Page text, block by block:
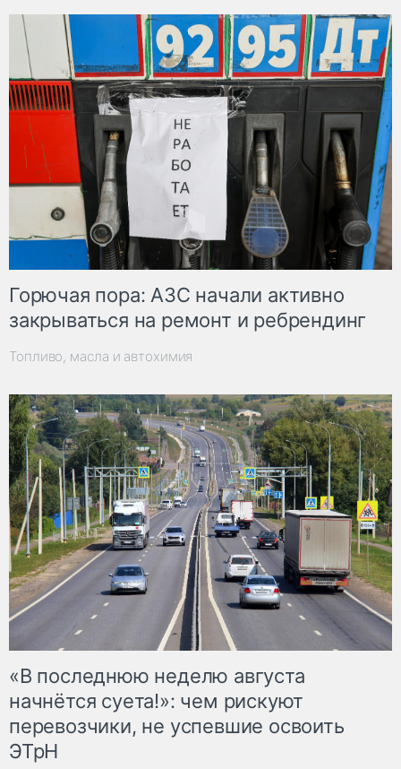
Горючая пора: АЗС начали активно
закрываться на ремонт и ребрендинг
Топливо, масла и автохимия
«В последнюю неделю августа
начнётся суета!»: чем рискуют
перевозчики, не успевшие освоить
ЭТрН